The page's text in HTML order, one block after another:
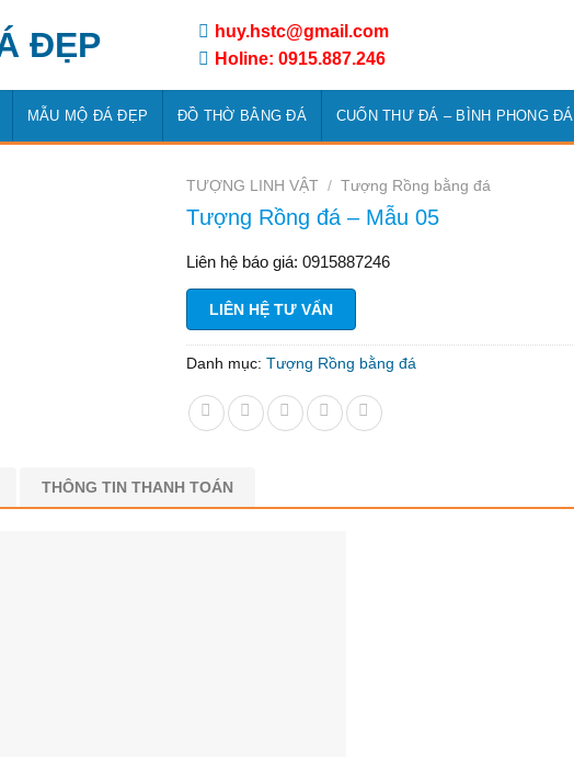
huy.hstc@gmail.com
Holine: 0915.887.246
MẪU MỘ ĐÁ ĐẸP ĐỒ THỜ BẰNG ĐÁ CUỐN THƯ ĐÁ – BÌNH PHONG ĐÁ
TƯỢNG LINH VẬT / Tượng Rồng bằng đá
Tượng Rồng đá – Mẫu 05
Liên hệ báo giá: 0915887246
LIÊN HỆ TƯ VẤN
Danh mục: Tượng Rồng bằng đá
THÔNG TIN THANH TOÁN